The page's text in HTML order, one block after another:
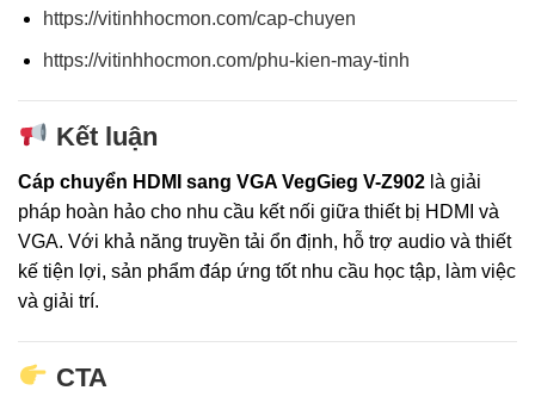
https://vitinhhocmon.com/cap-chuyen
https://vitinhhocmon.com/phu-kien-may-tinh
Kết luận
Cáp chuyển HDMI sang VGA VegGieg V-Z902 là giải
pháp hoàn hảo cho nhu cầu kết nối giữa thiết bị HDMI và
VGA. Với khả năng truyền tải ổn định, hỗ trợ audio và thiết
kế tiện lợi, sản phẩm đáp ứng tốt nhu cầu học tập, làm việc
và giải trí.
CTA